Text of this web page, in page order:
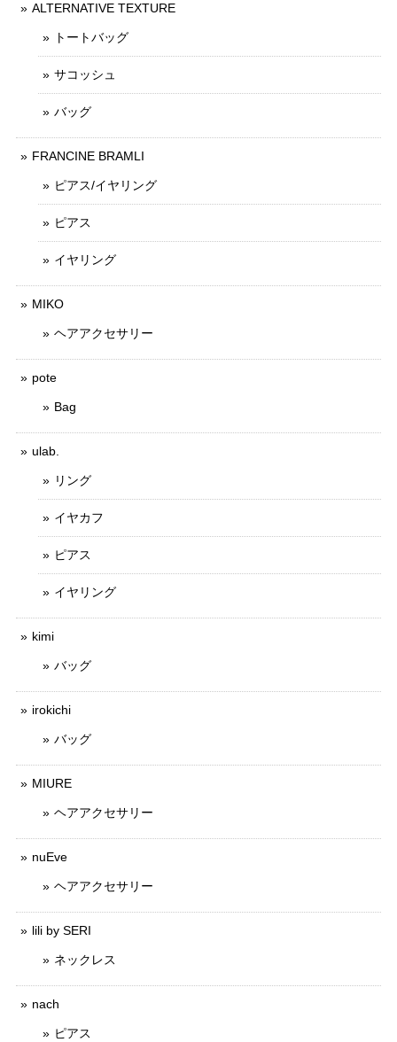
ALTERNATIVE TEXTURE
トートバッグ
サコッシュ
バッグ
FRANCINE BRAMLI
ピアス/イヤリング
ピアス
イヤリング
MIKO
ヘアアクセサリー
pote
Bag
ulab.
リング
イヤカフ
ピアス
イヤリング
kimi
バッグ
irokichi
バッグ
MIURE
ヘアアクセサリー
nuEve
ヘアアクセサリー
lili by SERI
ネックレス
nach
ピアス